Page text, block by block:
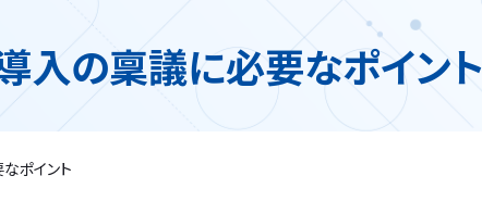
入の稟議に必要なポイント
ポイント